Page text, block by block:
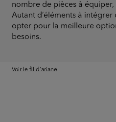
nombre de pièces à
Autant d’éléments à
opter pour la meilleure
besoins.
Voir le fil d'ariane